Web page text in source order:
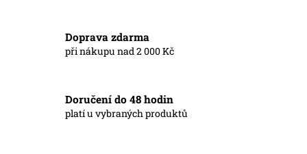
Doprava zdarma
při nákupu nad 2 000 Kč
Doručení do 48 hodin
platí u vybraných produktů